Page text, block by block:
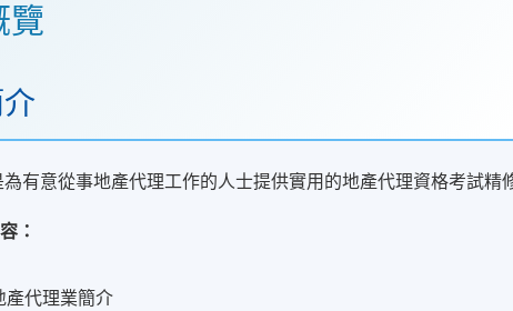
覽
為有意從事地產代理工作的人士提供實用的地
：
產代理業簡介